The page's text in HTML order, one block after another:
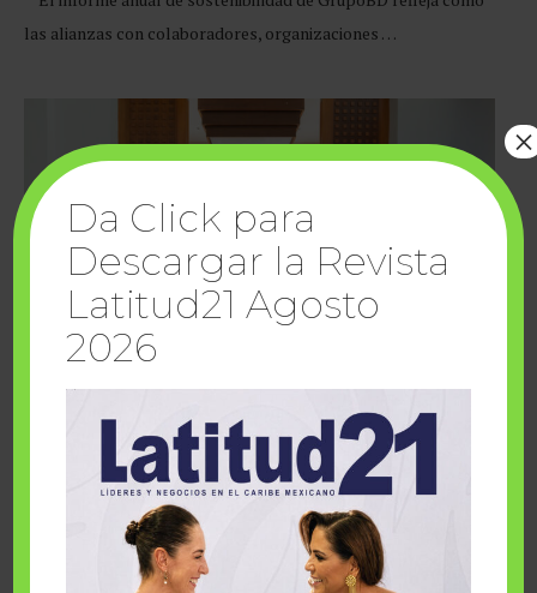
las alianzas con colaboradores, organizaciones …
Cuando la solidaridad inspira; cumplen
sueños Fairmont Mayakoba y Make-A-Wish
Da Click para
Descargar la Revista
Latitud21 Agosto
2026
×